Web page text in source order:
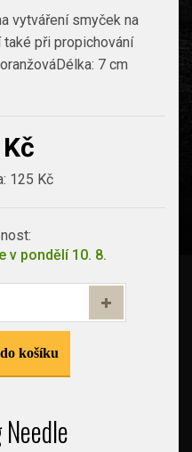
vytváření smyček na
při propichování
7 cm
125 Kč
v pondělí 10. 8.
košíku